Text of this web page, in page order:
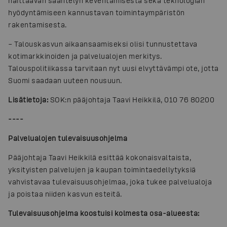
hyödyntämiseen kannustavan toimintaympäristön
rakentamisesta.
– Talouskasvun aikaansaamiseksi olisi tunnustettava
kotimarkkinoiden ja palvelualojen merkitys.
Talouspolitiikassa tarvitaan nyt uusi elvyttävämpi ote, jotta
Suomi saadaan uuteen nousuun.
Lisätietoja: SOK:n pääjohtaja Taavi Heikkilä, 010 76 80200
----
Palvelualojen tulevaisuusohjelma
Pääjohtaja Taavi Heikkilä esittää kokonaisvaltaista,
yksityisten palvelujen ja kaupan toimintaedellytyksiä
vahvistavaa tulevaisuusohjelmaa, joka tukee palvelualoja
ja poistaa niiden kasvun esteitä.
Tulevaisuusohjelma koostuisi kolmesta osa-alueesta: